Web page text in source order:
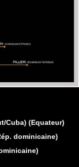
Cuba) (Equateur)
dominicaine)